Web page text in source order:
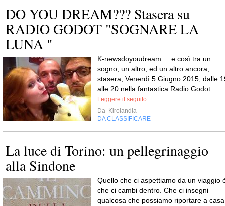
DO YOU DREAM??? Stasera su
RADIO GODOT "SOGNARE LA
LUNA "
K-newsdoyoudream ... e così tra un
sogno, un altro, ed un altro ancora,
stasera, Venerdì 5 Giugno 2015, dalle
alle 20 nella fantastica Radio Godot ......
Leggere il seguito
Da Kirolandia
DA CLASSIFICARE
La luce di Torino: un pellegrinaggio
alla Sindone
Quello che ci aspettiamo da un viaggio
che ci cambi dentro. Che ci insegni
qualcosa che possiamo riportare a casa